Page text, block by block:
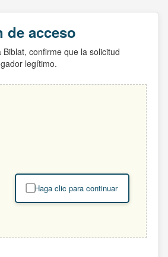
de acceso
confirme que la solicitud
legítimo.
Haga clic para continuar